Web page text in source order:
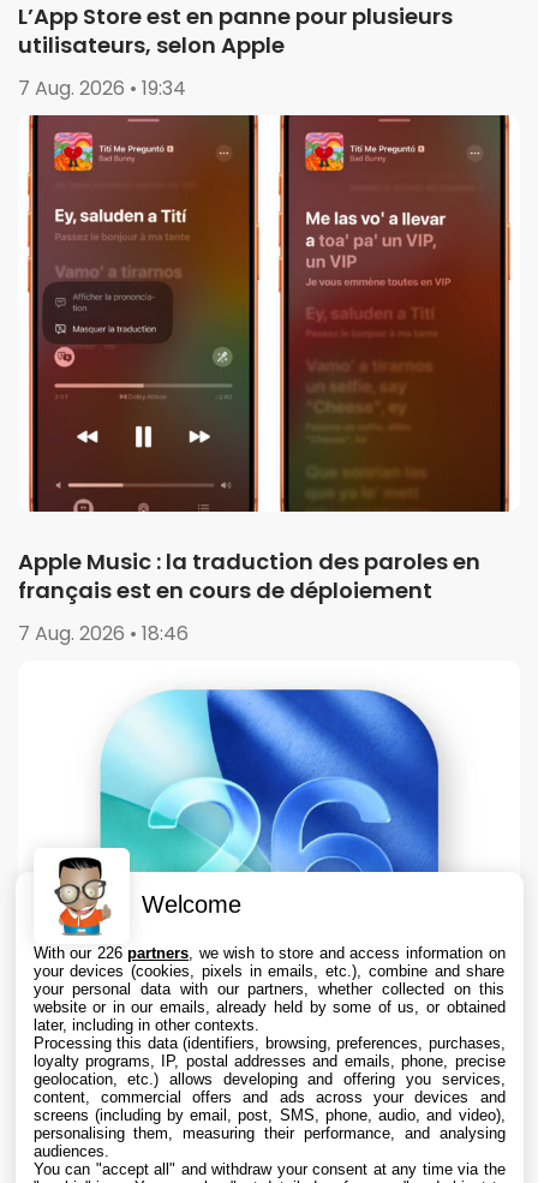
L’App Store est en panne pour plusieurs
utilisateurs, selon Apple
7 Aug. 2026 • 19:34
Apple Music : la traduction des paroles en
français est en cours de déploiement
7 Aug. 2026 • 18:46
Apple teste iOS 26.6.1 sur iPhone pour des
correctifs
Welcome
With our 226partners , we wish to store and access information on
your devices (cookies, pixels in emails, etc.), combine and share
your personal data with our partners, whether collected on this
website or in our emails, already held by some of us, or obtained
later, including in other contexts.
Processing this data (identifiers, browsing, preferences, purchases,
loyalty programs, IP, postal addresses and emails, phone, precise
geolocation, etc.) allows developing and offering you services,
content, commercial offers and ads across your devices and
screens (including by email, post, SMS, phone, audio, and video),
personalising them, measuring their performance, and analysing
audiences.
You can "accept all" and withdraw your consent at any time via the